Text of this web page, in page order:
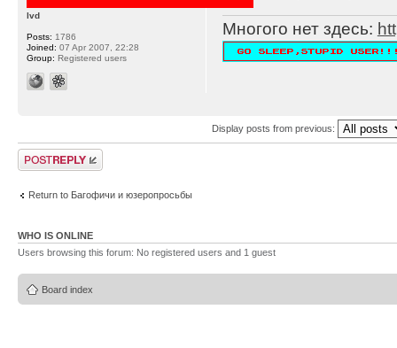
Многого нет здесь:
lvd
Posts: 1786
Joined: 07 Apr 2007, 22:28
Group: Registered users
Display posts from previous:
Post a reply
Return to Багофичи и юзеропросьбы
WHO IS ONLINE
Users browsing this forum: No registered users and 1 guest
Board index